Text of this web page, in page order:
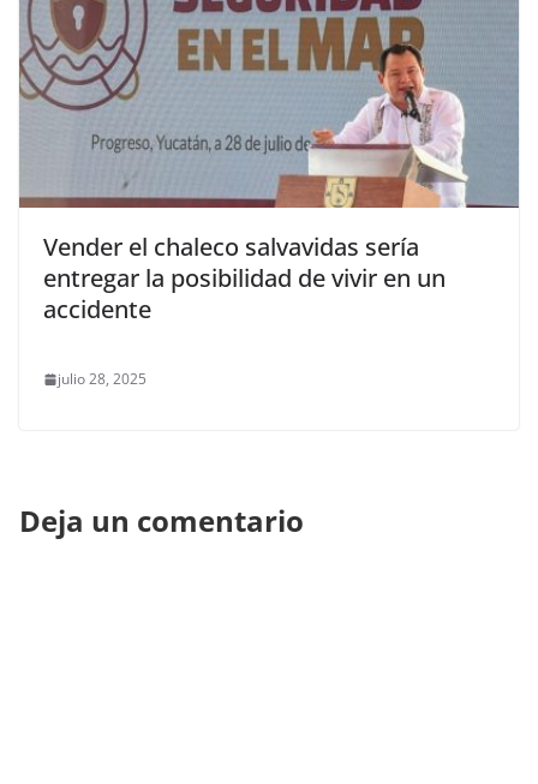
Vender el chaleco salvavidas sería
entregar la posibilidad de vivir en un
accidente
julio 28, 2025
Deja un comentario